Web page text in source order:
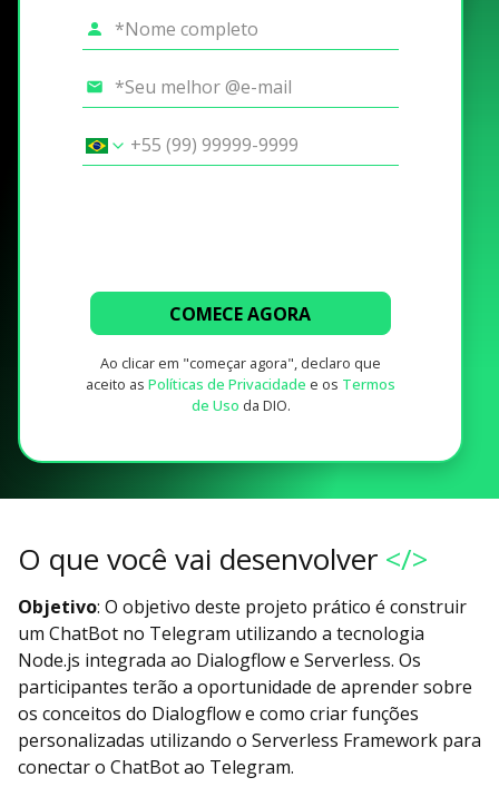
COMECE AGORA
Ao clicar em "começar agora", declaro que
aceito as Políticas de Privacidade e os Termos
de Uso da DIO.
O que você vai desenvolver </>
Objetivo: O objetivo deste projeto prático é construir
um ChatBot no Telegram utilizando a tecnologia
Node.js integrada ao Dialogflow e Serverless. Os
participantes terão a oportunidade de aprender sobre
os conceitos do Dialogflow e como criar funções
personalizadas utilizando o Serverless Framework para
conectar o ChatBot ao Telegram.